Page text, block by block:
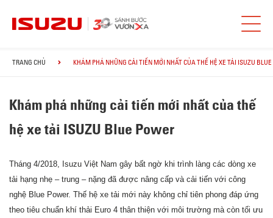
TRANG CHỦ KHÁM PHÁ NHỮNG CẢI TIẾN MỚI NHẤT CỦA THẾ HỆ XE TẢI ISUZU BLUE
Khám phá những cải tiến mới nhất của thế
hệ xe tải ISUZU Blue Power
Tháng 4/2018, Isuzu Việt Nam gây bất ngờ khi trình làng các dòng xe
tải hạng nhẹ – trung – nặng đã được nâng cấp và cải tiến với công
nghệ Blue Power. Thế hệ xe tải mới này không chỉ tiên phong đáp ứng
theo tiêu chuẩn khí thải Euro 4 thân thiện với môi trường mà còn tối ưu